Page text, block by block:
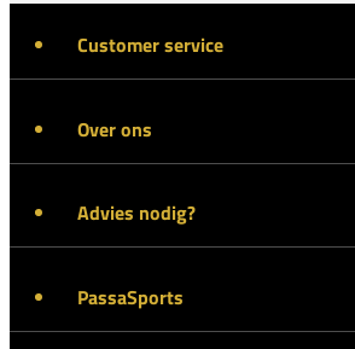
Customer service
Over ons
Advies nodig?
PassaSports